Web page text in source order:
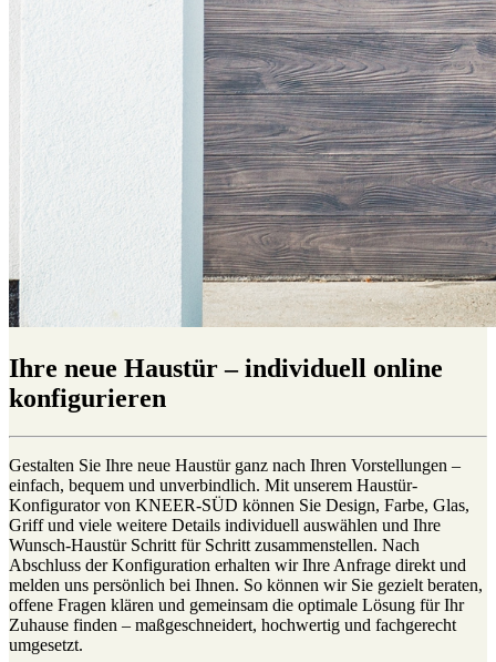
Ihre neue Haustür – individuell online
konfigurieren
Gestalten Sie Ihre neue Haustür ganz nach Ihren Vorstellungen –
einfach, bequem und unverbindlich. Mit unserem Haustür-
Konfigurator von KNEER-SÜD können Sie Design, Farbe, Glas,
Griff und viele weitere Details individuell auswählen und Ihre
Wunsch-Haustür Schritt für Schritt zusammenstellen. Nach
Abschluss der Konfiguration erhalten wir Ihre Anfrage direkt und
melden uns persönlich bei Ihnen. So können wir Sie gezielt beraten,
offene Fragen klären und gemeinsam die optimale Lösung für Ihr
Zuhause finden – maßgeschneidert, hochwertig und fachgerecht
umgesetzt.